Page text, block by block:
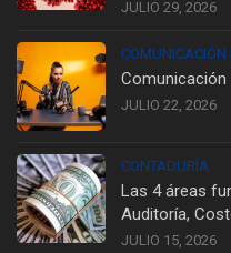
JULIO 29, 2026
COMUNICACIÓN
Comunicación
JULIO 22, 2026
CONTADURÍA
Las 4 áreas
Auditoría,
JULIO 15, 2026